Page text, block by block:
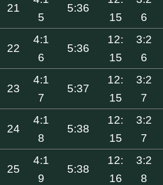
21
5
5:36
15
6
22
4:1
6
5:36
12:
15
3:2
6
23
4:1
7
5:37
12:
15
3:2
7
24
4:1
8
5:38
12:
15
3:2
7
25
4:1
9
5:38
12:
16
3:2
8